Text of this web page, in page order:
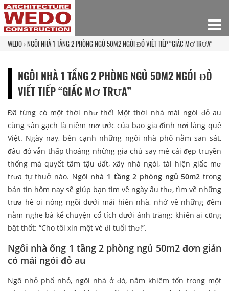
WEDO NGÔI NHÀ 1 TẦNG 2 PHÒNG NGỦ 50M2 NGÓI ĐỎ VIẾT TIẾP “GIẤC MƠ TRƯA”
NGÔI NHÀ 1 TẦNG 2 PHÒNG NGỦ 50M2 NGÓI ĐỎ
VIẾT TIẾP “GIẤC MƠ TRƯA”
Đã từng có một thời như thế! Một thời nhà mái ngói đỏ au
cùng sân gạch là niềm mơ ước của bao gia đình nơi làng quê
Việt. Ngày nay, bên cạnh những ngôi nhà phố nằm san sát,
đâu đó vẫn thấp thoáng những gia chủ say mê cái đẹp truyền
thống mà quyết tâm tậu đất, xây nhà ngói, tái hiện giấc mơ
trưa tự thuở nào. Ngôi nhà 1 tầng 2 phòng ngủ 50m2 trong
bản tin hôm nay sẽ giúp bạn tìm về ngày ấu thơ, tìm về những
trưa hè oi nóng ngồi dưới mái hiên nhà, nhớ về những đêm
nằm nghe bà kể chuyện cổ tích dưới ánh trăng; khiến ai cũng
bật thốt: “Cho tôi xin một vé đi tuổi thơ!”.
Ngôi nhà ống 1 tầng 2 phòng ngủ 50m2 đơn giản
có mái ngói đỏ au
Ngõ nhỏ phố nhỏ, ngôi nhà ở đó, nằm khiêm tốn trong một